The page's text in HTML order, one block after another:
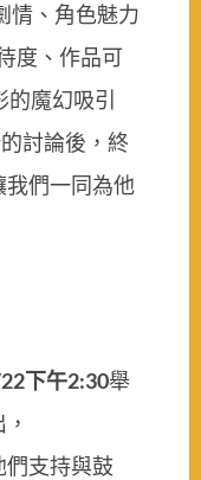
情、角色魅力
度、作品可
魔幻吸引
討論後，終
我們一同為他
下午2:30舉
們支持與鼓